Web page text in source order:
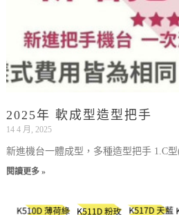
2025年 軟成型造型把手
14 4 月, 2025
新進機台一體成型，多種造型把手 1.C
閱讀更多 »